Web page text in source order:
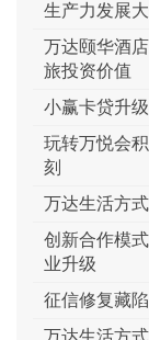
生产力发展
万达颐华酒
旅投资价值
小赢卡贷升
玩转万悦会
刻
万达生活方
创新合作模
业升级
征信修复藏
万达生活方